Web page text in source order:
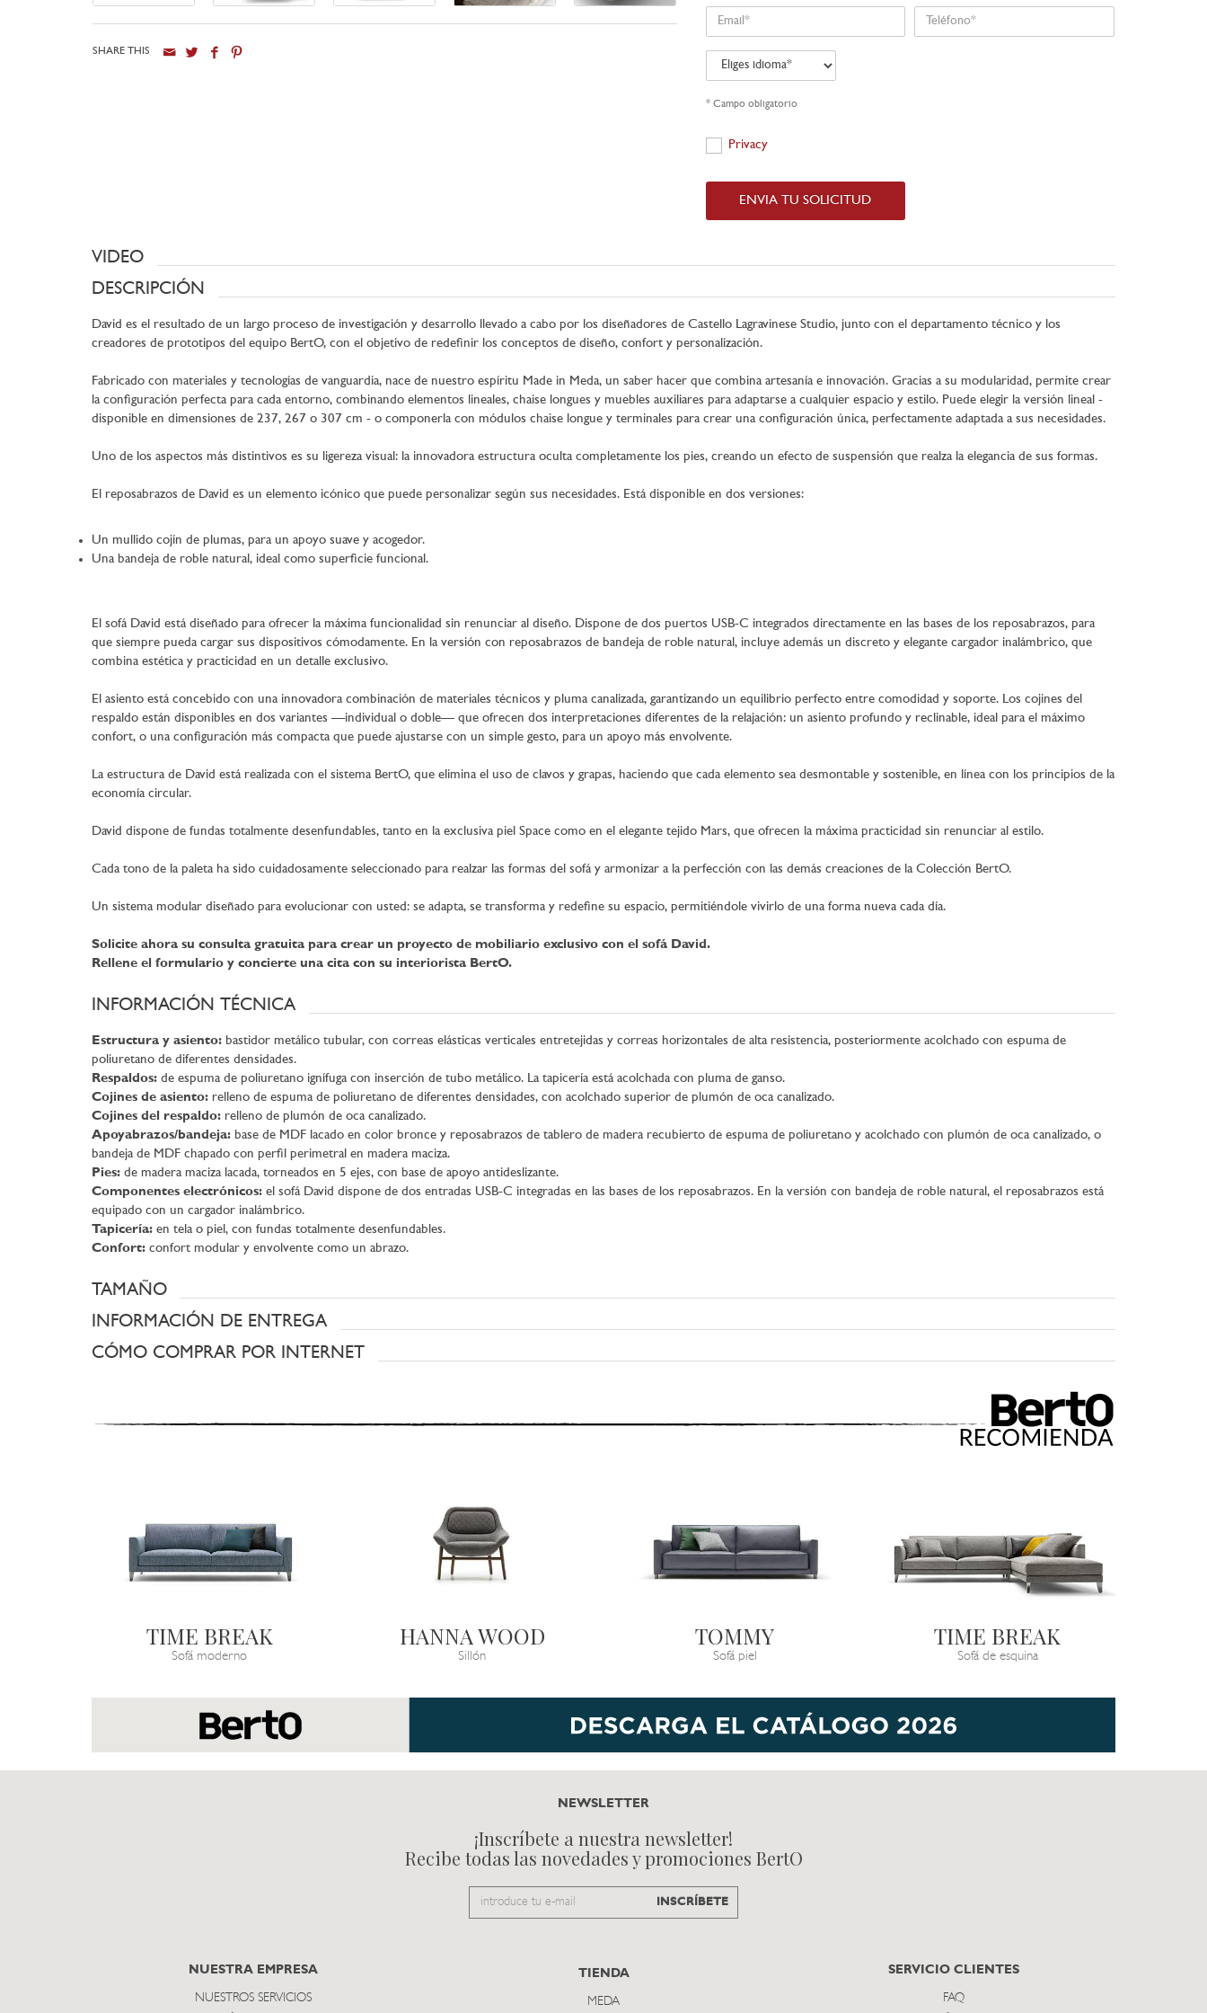
SHARE THIS
Email Teléfono
Eliges
idioma
* Campo obligatorio
Privacy
Privacy
ENVIA TU SOLICITUD
VIDEO
DESCRIPCIÓN
David es el resultado de un largo proceso de investigación y desarrollo llevado a cabo por los diseñadores de Castello Lagravinese Studio, junto con el departamento técnico y los
creadores de prototipos del equipo BertO, con el objetivo de redefinir los conceptos de diseño, confort y personalización.
Fabricado con materiales y tecnologías de vanguardia, nace de nuestro espíritu Made in Meda, un saber hacer que combina artesanía e innovación. Gracias a su modularidad, permite crear
la configuración perfecta para cada entorno, combinando elementos lineales, chaise longues y muebles auxiliares para adaptarse a cualquier espacio y estilo. Puede elegir la versión lineal -
disponible en dimensiones de 237, 267 o 307 cm - o componerla con módulos chaise longue y terminales para crear una configuración única, perfectamente adaptada a sus necesidades.
Uno de los aspectos más distintivos es su ligereza visual: la innovadora estructura oculta completamente los pies, creando un efecto de suspensión que realza la elegancia de sus formas.
El reposabrazos de David es un elemento icónico que puede personalizar según sus necesidades. Está disponible en dos versiones:
Un mullido cojín de plumas, para un apoyo suave y acogedor.
Una bandeja de roble natural, ideal como superficie funcional.
El sofá David está diseñado para ofrecer la máxima funcionalidad sin renunciar al diseño. Dispone de dos puertos USB-C integrados directamente en las bases de los reposabrazos, para
que siempre pueda cargar sus dispositivos cómodamente. En la versión con reposabrazos de bandeja de roble natural, incluye además un discreto y elegante cargador inalámbrico, que
combina estética y practicidad en un detalle exclusivo.
El asiento está concebido con una innovadora combinación de materiales técnicos y pluma canalizada, garantizando un equilibrio perfecto entre comodidad y soporte. Los cojines del
respaldo están disponibles en dos variantes —individual o doble— que ofrecen dos interpretaciones diferentes de la relajación: un asiento profundo y reclinable, ideal para el máximo
confort, o una configuración más compacta que puede ajustarse con un simple gesto, para un apoyo más envolvente.
La estructura de David está realizada con el sistema BertO, que elimina el uso de clavos y grapas, haciendo que cada elemento sea desmontable y sostenible, en línea con los principios de la
economía circular.
David dispone de fundas totalmente desenfundables, tanto en la exclusiva piel Space como en el elegante tejido Mars, que ofrecen la máxima practicidad sin renunciar al estilo.
Cada tono de la paleta ha sido cuidadosamente seleccionado para realzar las formas del sofá y armonizar a la perfección con las demás creaciones de la Colección BertO.
Un sistema modular diseñado para evolucionar con usted: se adapta, se transforma y redefine su espacio, permitiéndole vivirlo de una forma nueva cada día.
Solicite ahora su consulta gratuita para crear un proyecto de mobiliario exclusivo con el sofá David.
Rellene el formulario y concierte una cita con su interiorista BertO.
INFORMACIÓN TÉCNICA
Estructura y asiento: bastidor metálico tubular, con correas elásticas verticales entretejidas y correas horizontales de alta resistencia, posteriormente acolchado con espuma de
poliuretano de diferentes densidades.
Respaldos: de espuma de poliuretano ignífuga con inserción de tubo metálico. La tapicería está acolchada con pluma de ganso.
Cojines de asiento: relleno de espuma de poliuretano de diferentes densidades, con acolchado superior de plumón de oca canalizado.
Cojines del respaldo: relleno de plumón de oca canalizado.
Apoyabrazos/bandeja: base de MDF lacado en color bronce y reposabrazos de tablero de madera recubierto de espuma de poliuretano y acolchado con plumón de oca canalizado, o
bandeja de MDF chapado con perfil perimetral en madera maciza.
Pies: de madera maciza lacada, torneados en 5 ejes, con base de apoyo antideslizante.
Componentes electrónicos: el sofá David dispone de dos entradas USB-C integradas en las bases de los reposabrazos. En la versión con bandeja de roble natural, el reposabrazos está
equipado con un cargador inalámbrico.
Tapicería: en tela o piel, con fundas totalmente desenfundables.
Confort: confort modular y envolvente como un abrazo.
TAMAÑO
INFORMACIÓN DE ENTREGA
CÓMO COMPRAR POR INTERNET
TIME BREAK
Sofá moderno
HANNA WOOD
Sillón
TOMMY
Sofá piel
TIME BREAK
Sofá de esquina
NEWSLETTER
¡Inscríbete a nuestra newsletter!
Recibe todas las novedades y promociones BertO
Email
INSCRÍBETE
NUESTRA EMPRESA
NUESTROS SERVICIOS
TIENDA
MEDA
SERVICIO CLIENTES
FAQ